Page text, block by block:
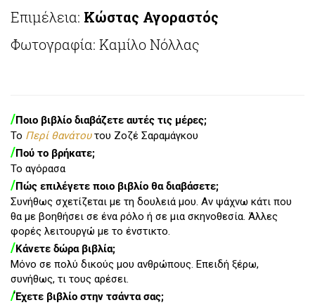
Επιμέλεια: Κώστας Αγοραστός
Φωτογραφία: Καμίλο Νόλλας
/Ποιο βιβλίο διαβάζετε αυτές τις μέρες;
Το Περί θανάτουτου Ζοζέ Σαραμάγκου
/Πού το βρήκατε;
Το αγόρασα
/Πώς επιλέγετε ποιο βιβλίο θα διαβάσετε;
Συνήθως σχετίζεται με τη δουλειά μου. Αν ψάχνω κάτι που
θα με βοηθήσει σε ένα ρόλο ή σε μια σκηνοθεσία. Άλλες
φορές λειτουργώ με το ένστικτο.
/Κάνετε δώρα βιβλία;
Μόνο σε πολύ δικούς μου ανθρώπους. Επειδή ξέρω,
συνήθως, τι τους αρέσει.
/Έχετε βιβλίο στην τσάντα σας;